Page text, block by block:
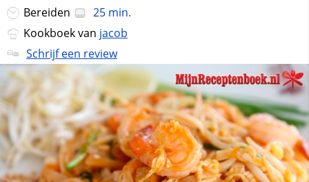
Bereiden
25 min.
Kookboek van jacob
Schrijf een review